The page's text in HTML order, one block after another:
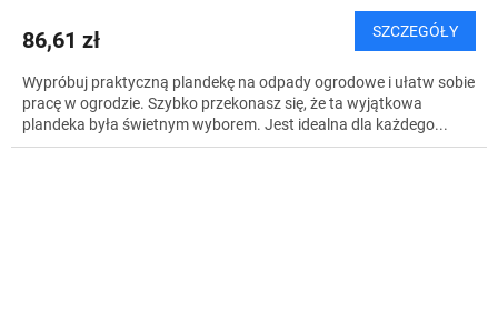
86,61 zł SZCZEGÓŁY
Wypróbuj praktyczną plandekę na odpady ogrodowe i ułatw sobie
pracę w ogrodzie. Szybko przekonasz się, że ta wyjątkowa
plandeka była świetnym wyborem. Jest idealna dla każdego...